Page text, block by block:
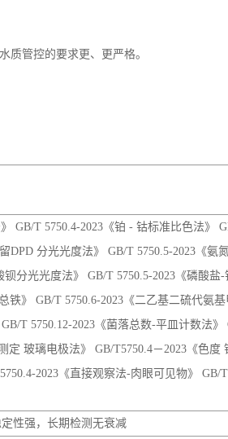
的可靠选择。
属到微生物、消毒副产物，所有强制管
成后自动比对判定，直观显示水质达标状
、环保迎检、涉水卫生安全产品核验，
理。
质管控的要求更、更严格。
GB/T 5750.4-2023《铂 - 钴标准比色法》
分光光度法》 GB/T 5750.5-2023《氨
分光光度法》 GB/T 5750.5-2023《磷酸盐